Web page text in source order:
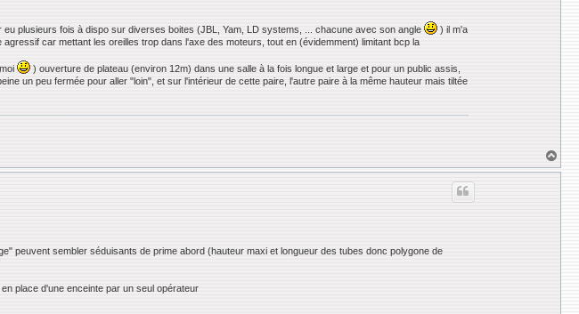
plusieurs fois à dispo sur diverses boites (JBL, Yam, LD systems, ... chacune avec son angle
) il m'a
car mettant les oreilles trop dans l'axe des moteurs, tout en (évidemment) limitant bcp la
) ouverture de plateau (environ 12m) dans une salle à la fois longue et large et pour un public assis,
un peu fermée pour aller "loin", et sur l'intérieur de cette paire, l'autre paire à la même hauteur mais tiltée
a
peuvent sembler séduisants de prime abord (hauteur maxi et longueur des tubes donc polygone de
place d'une enceinte par un seul opérateur